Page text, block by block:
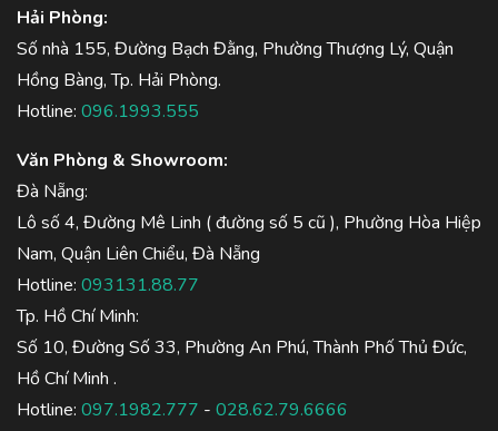
Hải Phòng:
Số nhà 155, Đường Bạch Đằng, Phường Thượng Lý, Quận
Hồng Bàng, Tp. Hải Phòng.
Hotline: 096.1993.555
Văn Phòng & Showroom:
Đà Nẵng:
Lô số 4, Đường Mê Linh ( đường số 5 cũ ), Phường Hòa Hiệp
Nam, Quận Liên Chiểu, Đà Nẵng
Hotline: 093131.88.77
Tp. Hồ Chí Minh:
Số 10, Đường Số 33, Phường An Phú, Thành Phố Thủ Đức,
Hồ Chí Minh .
Hotline: 097.1982.777 - 028.62.79.6666